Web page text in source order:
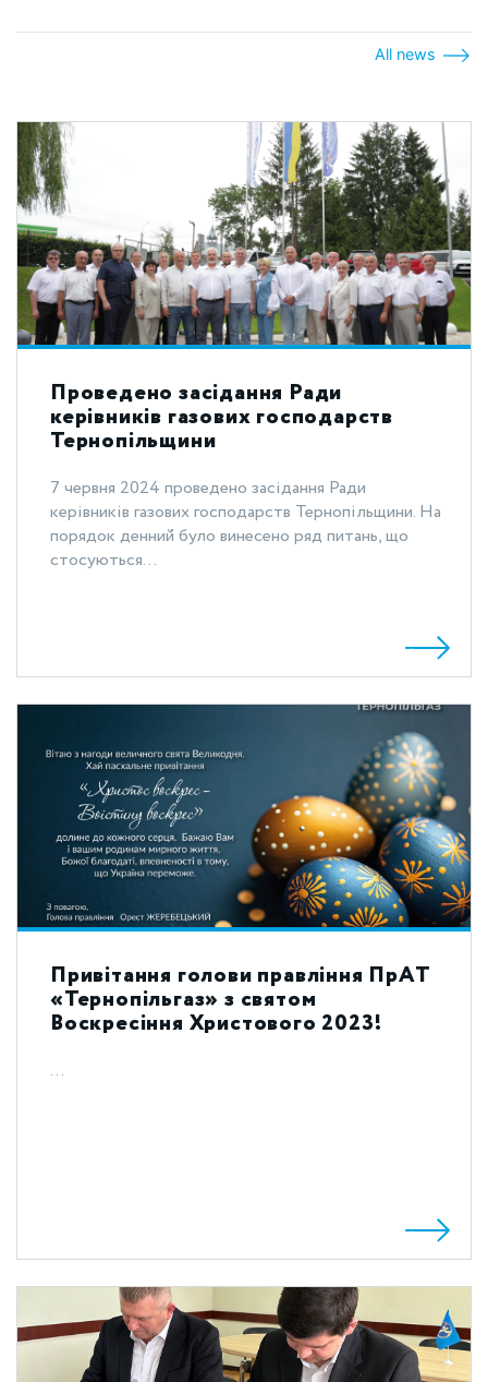
All news
Проведено засідання Ради
керівників газових господарств
Тернопільщини
7 червня 2024 проведено засідання Ради
керівників газових господарств Тернопільщини. На
порядок денний було винесено ряд питань, що
стосуються...
Привітання голови правління ПрАТ
«Тернопільгаз» з святом
Воскресіння Христового 2023!
...